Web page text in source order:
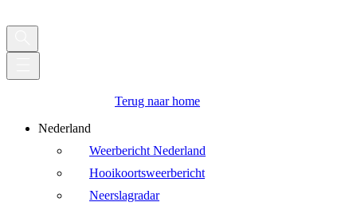
Terug naar home
Nederland
Weerbericht Nederland
Hooikoortsweerbericht
Neerslagradar